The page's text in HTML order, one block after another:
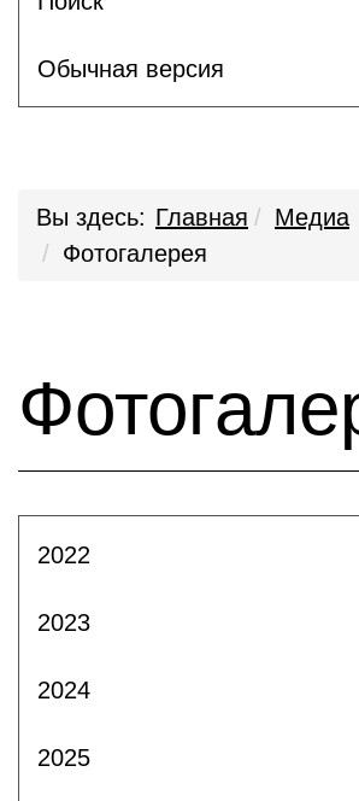
Обычная версия
Вы здесь: Главная
Медиа
Фотогалерея
2022
2023
2024
2025